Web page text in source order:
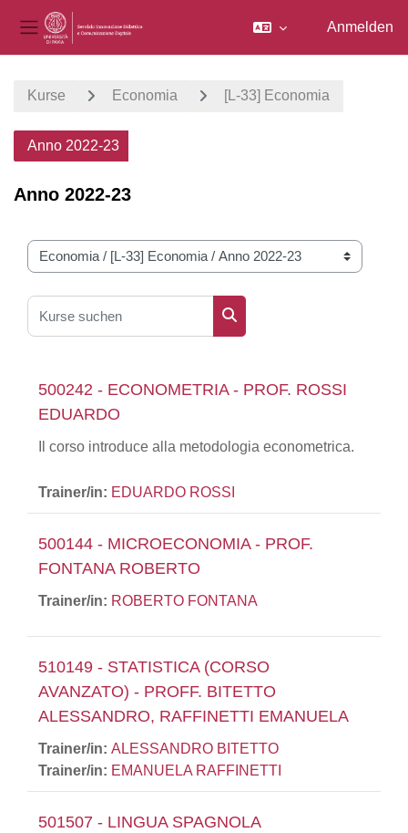
Website-Übersicht
Anmelden
Kurse Economia [L-33] Economia
Anno 2022-23
Anno 2022-23
Kursbereiche
Kurse suchen
Kurse suchen
500242 - ECONOMETRIA - PROF. ROSSI
EDUARDO
Il corso introduce alla metodologia econometrica.
Trainer/in: EDUARDO ROSSI
500144 - MICROECONOMIA - PROF.
FONTANA ROBERTO
Trainer/in: ROBERTO FONTANA
510149 - STATISTICA (CORSO
AVANZATO) - PROFF. BITETTO
ALESSANDRO, RAFFINETTI EMANUELA
Trainer/in: ALESSANDRO BITETTO
Trainer/in: EMANUELA RAFFINETTI
501507 - LINGUA SPAGNOLA